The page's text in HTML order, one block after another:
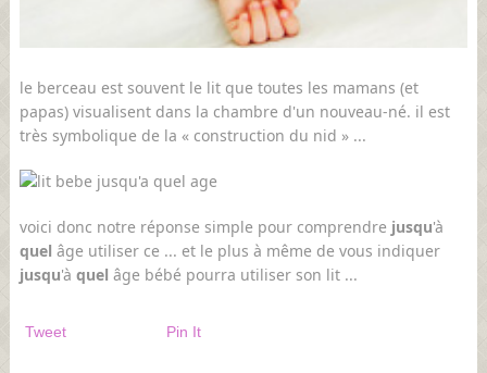
le berceau est souvent le lit que toutes les mamans (et
papas) visualisent dans la chambre d'un nouveau-né. il est
très symbolique de la « construction du nid » ...
voici donc notre réponse simple pour comprendre jusqu'à
quel âge utiliser ce ... et le plus à même de vous indiquer
jusqu'à quel âge bébé pourra utiliser son lit ...
Tweet Pin It